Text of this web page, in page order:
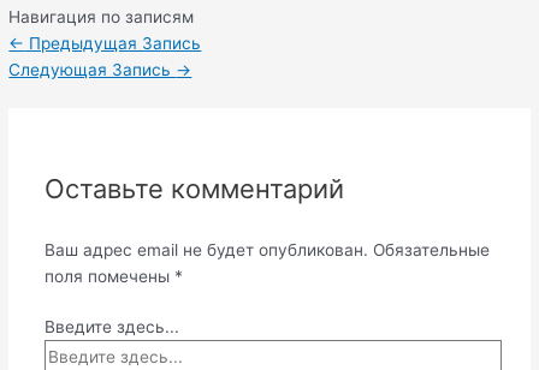
Навигация по записям
← Предыдущая Запись
Следующая Запись →
Оставьте комментарий
Ваш адрес email не будет опубликован. Обязательные
поля помечены *
Введите здесь...